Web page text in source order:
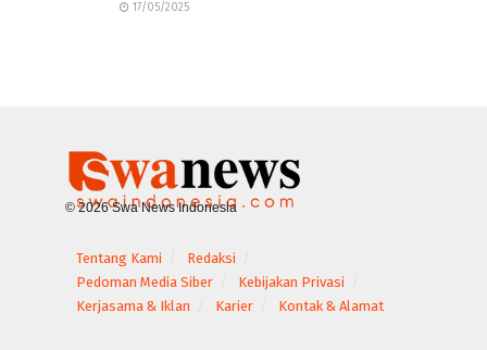
17/05/2025
© 2026 Swa News Indonesia
Tentang Kami
Redaksi
Pedoman Media Siber
Kebijakan Privasi
Kerjasama & Iklan
Karier Kontak & Alamat